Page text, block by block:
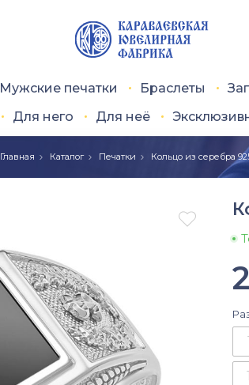
Мужские печатки Браслеты
Для него Для неё
Главная Каталог Печатки Кольцо из серебра
